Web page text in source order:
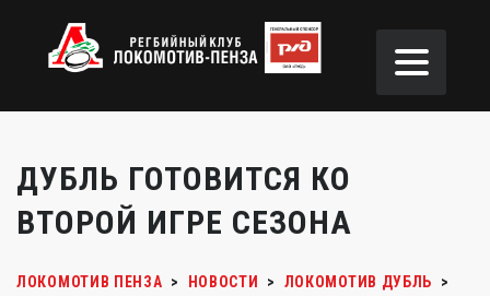
ДУБЛЬ ГОТОВИТСЯ КО
ВТОРОЙ ИГРЕ СЕЗОНА
ЛОКОМОТИВ ПЕНЗА > НОВОСТИ > ЛОКОМОТИВ ДУБЛЬ
>